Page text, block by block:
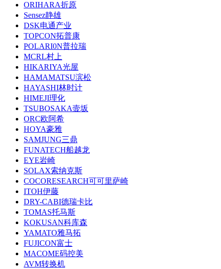
ORIHARA折原
Sensez静雄
DSK电通产业
TOPCON拓普康
POLARI0N普拉瑞
MCRL村上
HIKARIYA光屋
HAMAMATSU滨松
HAYASHI林时计
HIMEJI理化
TSUBOSAKA壸坂
ORC欧阿希
HOYA豪雅
SAMJUNG三鼎
FUNATECH船越龙
EYE岩崎
SOLAX索纳克斯
COCORESEARCH可可里萨崎
ITOH伊藤
DRY-CABI德瑞卡比
TOMAS托马斯
KOKUSAN科库森
YAMATO雅马拓
FUJICON富士
MACOME码控美
AVM转换机